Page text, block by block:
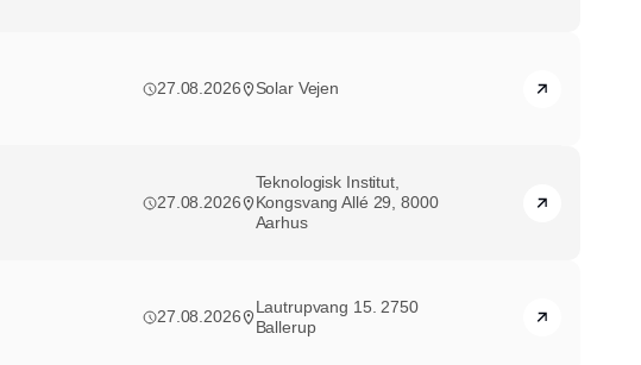
27.08.2026 Solar Vejen
27.08.2026
Teknologisk Institut,
Kongsvang Allé 29, 8000
Aarhus
27.08.2026
Lautrupvang 15. 2750
Ballerup